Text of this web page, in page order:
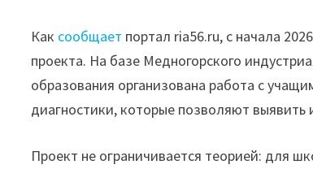
Как сообщает портал ria56.ru, с начала
проекта. На базе Медногорского
образования организована работа с
диагностики, которые позволяют выявить
Проект не ограничивается теорией: для